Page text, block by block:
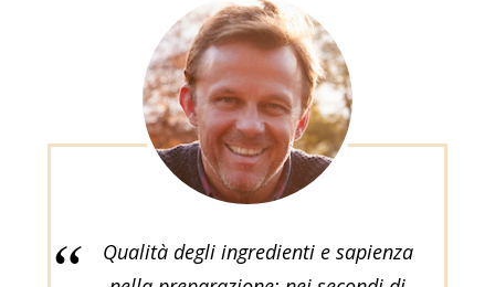
Qualità degli ingredienti e sapienza